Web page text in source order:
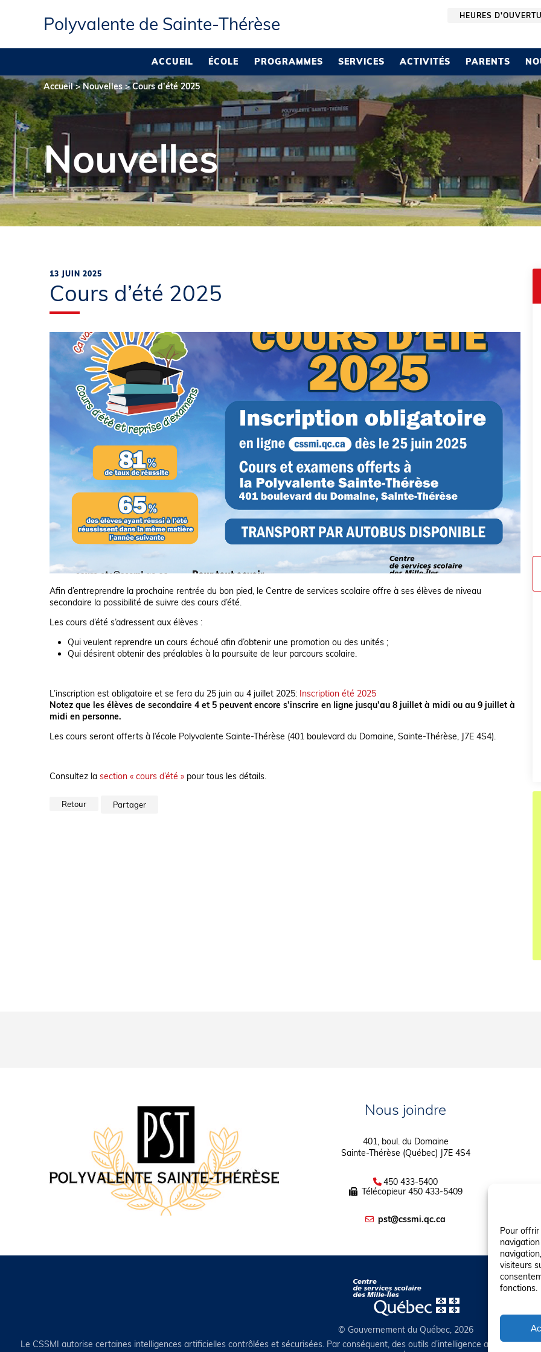
Pour
visiteurs
fonctions.
Polyvalente de Sainte‑Thérèse HEURES
ACCUEIL ÉCOLE PROGRAMMES SERVICES ACTIVITÉS PARENTS
Accueil>Nouvelles >Cours d’été 2025
Nouvelles
13 JUIN 2025
Cours d’été 2025
Afin d’entreprendre la prochaine rentrée du bon pied, le Centre de services scolaire offre à ses élèves de niveau
secondaire la possibilité de suivre des cours d’été.
Les cours d’été s’adressent aux élèves :
Qui veulent reprendre un cours échoué afin d’obtenir une promotion ou des unités ;
Qui désirent obtenir des préalables à la poursuite de leur parcours scolaire.
L’inscription est obligatoire et se fera du 25 juin au 4 juillet 2025: Inscription été 2025
Notez que les élèves de secondaire 4 et 5 peuvent encore s’inscrire en ligne jusqu’au 8 juillet à midi ou au 9 juillet à
midi en personne.
Les cours seront offerts à l’école Polyvalente Sainte-Thérèse (401 boulevard du Domaine, Sainte-Thérèse, J7E 4S4).
Consultez la section « cours d’été » pour tous les détails.
Retour Partager
Nous joindre
401, boul. du Domaine
Sainte-Thérèse (Québec) J7E 4S4
450 433-5400
Télécopieur 450 433-5409
pst@cssmi.qc.ca
© Gouvernement du Québec, 2026
Le CSSMI autorise certaines intelligences artificielles contrôlées et sécurisées. Par conséquent, des outils d’intelligence artificielle